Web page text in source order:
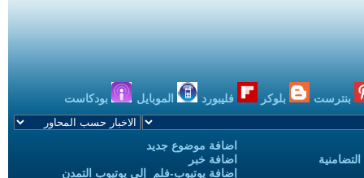
بنترست بلوكر فليبورد الموبايل بودكاست
اضافة موضوع جديد
اضافة خبر
إضافة يوتيوب-فلم إلى يوتيوب التمدن